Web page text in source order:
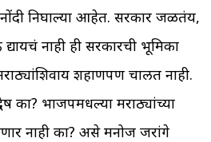
निघाल्या आहेत. सरकार जळतंय,
नाही ही सरकारची भूमिका
शहाणपण चालत नाही.
का? भाजपमधल्या मराठ्यांच्या
नाही का? असे मनोज जरांगे